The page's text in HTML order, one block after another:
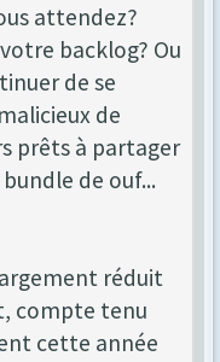
attendez?
backlog? Ou
de se
de
prêts à partager
de ouf...
réduit
compte tenu
cette année